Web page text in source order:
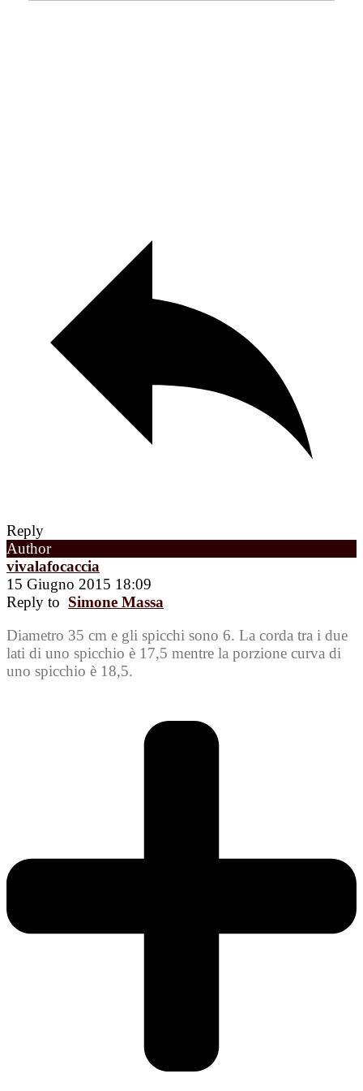
Reply
Author
vivalafocaccia
15 Giugno 2015 18:09
Reply to Simone Massa
Diametro 35 cm e gli spicchi sono 6. La corda tra i due
lati di uno spicchio è 17,5 mentre la porzione curva di
uno spicchio è 18,5.